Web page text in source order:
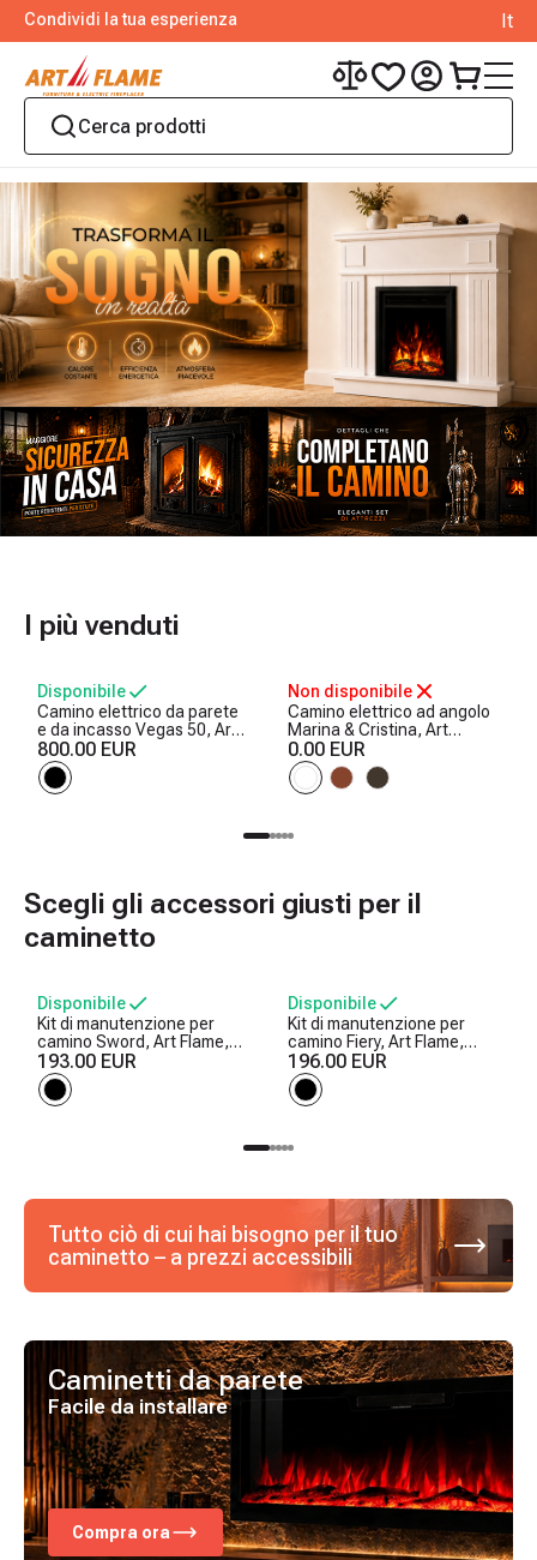
Condividi la tua esperienza It
I più venduti
Disponibile
Camino elettrico da parete
e da incasso Vegas 50, Art
Flame, 457x1270x126 mm,
1500W, 10 colori di fiamma,
Termostato, Set di ceppi e
800.00 EUR
Non disponibile
Camino elettrico ad angolo
Marina & Cristina, Art
Flame, 1000x1000x500 mm,
2000W, 2 livelli di
riscaldamento, 5 livelli di
0.00 EUR
Scegli gli accessori giusti per il
caminetto
Disponibile
Kit di manutenzione per
camino Sword, Art Flame,
750x250x250 mm
193.00 EUR
Disponibile
Kit di manutenzione per
camino Fiery, Art Flame,
730x300x200 mm
196.00 EUR
Tutto ciò di cui hai bisogno per il tuo
caminetto – a prezzi accessibili
Caminetti da parete
Facile da installare
Compra ora